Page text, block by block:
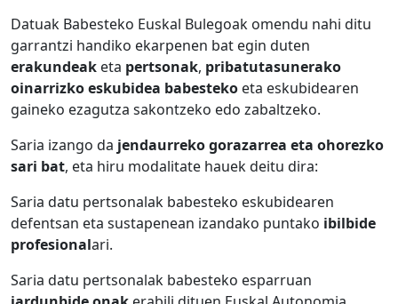
Datuak Babesteko Euskal Bulegoak omendu nahi ditu
garrantzi handiko ekarpenen bat egin duten
erakundeak eta pertsonak, pribatutasunerako
oinarrizko eskubidea babesteko eta eskubidearen
gaineko ezagutza sakontzeko edo zabaltzeko.
Saria izango da jendaurreko gorazarrea eta ohorezko
sari bat, eta hiru modalitate hauek deitu dira:
Saria datu pertsonalak babesteko eskubidearen
defentsan eta sustapenean izandako puntako ibilbide
profesionalari.
Saria datu pertsonalak babesteko esparruan